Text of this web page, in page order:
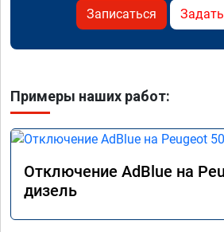
Записаться
Примеры наших работ:
Отключение AdBlue на
дизель